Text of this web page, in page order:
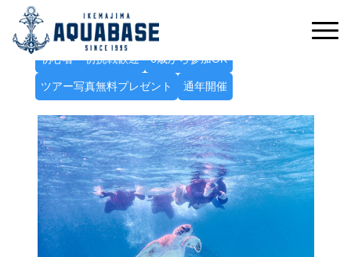
ウミガメと一緒に泳ぐ感動体験！
ウミガメフォトシュノーケルツアー
初心者・初挑戦歓迎 6歳から参加OK
ツアー写真無料プレゼント 通年開催